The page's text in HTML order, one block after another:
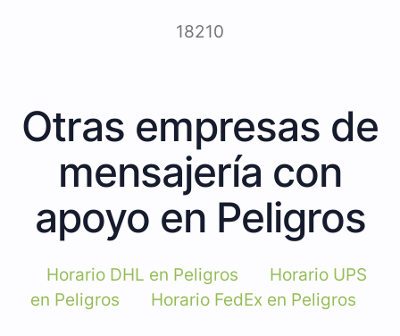
18210
Otras empresas de
mensajería con
apoyo en Peligros
Horario DHL en Peligros
Horario UPS
en Peligros
Horario FedEx en Peligros